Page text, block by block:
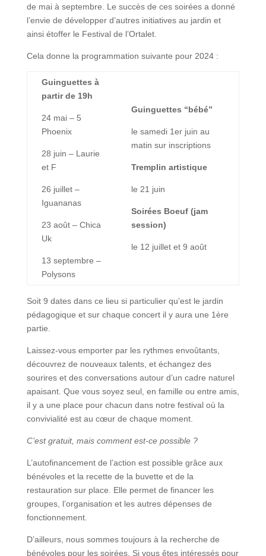
de mai à septembre. Le succès de ces soirées a donné
l’envie de développer d’autres initiatives au jardin et
ainsi étoffer le Festival de l’Ortalet.
Cela donne la programmation suivante pour 2024 :
Guinguettes à
partir de 19h
24 mai – 5
Phoenix
28 juin – Laurie
et F
26 juillet –
Iguananas
23 août – Chica
Uk
13 septembre –
Polysons
Guinguettes “bébé”
le samedi 1er juin au
matin sur inscriptions
Tremplin artistique
le 21 juin
Soirées Boeuf (jam
session)
le 12 juillet et 9 août
Soit 9 dates dans ce lieu si particulier qu’est le jardin
pédagogique et sur chaque concert il y aura une 1ère
partie.
Laissez-vous emporter par les rythmes envoûtants,
découvrez de nouveaux talents, et échangez des
sourires et des conversations autour d’un cadre naturel
apaisant. Que vous soyez seul, en famille ou entre amis,
il y a une place pour chacun dans notre festival où la
convivialité est au cœur de chaque moment.
C’est gratuit, mais comment est-ce possible ?
L’autofinancement de l’action est possible grâce aux
bénévoles et la recette de la buvette et de la
restauration sur place. Elle permet de financer les
groupes, l’organisation et les autres dépenses de
fonctionnement.
D’ailleurs, nous sommes toujours à la recherche de
bénévoles pour les soirées. Si vous êtes intéressés pour